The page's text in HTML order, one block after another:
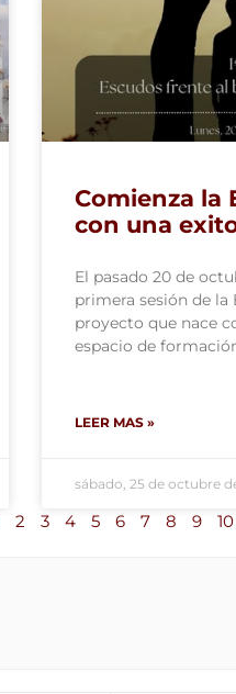
Comienza la
con una
El pasado 20 de
primera sesión de la
proyecto que nace
espacio de
LEER MAS »
sábado, 25 de octubre
2 3 4 5 6 7 8 9 10